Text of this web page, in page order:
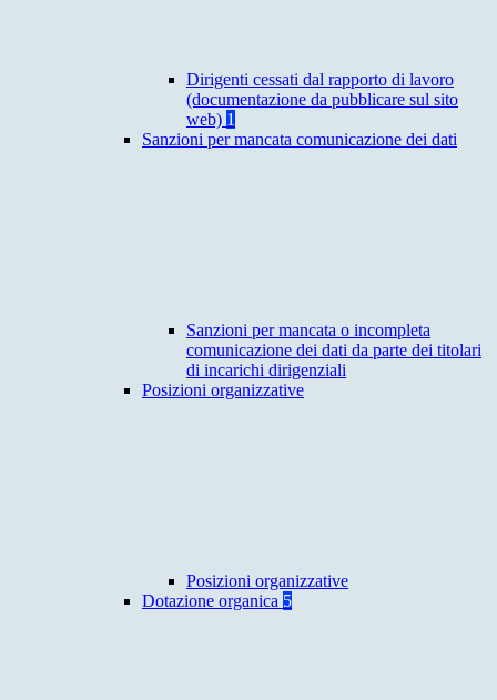
Dirigenti cessati dal rapporto di lavoro
(documentazione da pubblicare sul sito
web) 1
Sanzioni per mancata comunicazione dei dati
Sanzioni per mancata o incompleta
comunicazione dei dati da parte dei titolari
di incarichi dirigenziali
Posizioni organizzative
Posizioni organizzative
Dotazione organica 5